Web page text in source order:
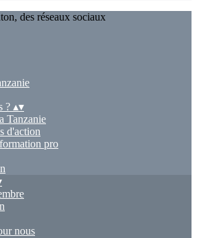
des réseaux sociaux
? ▴▾
Tanzanie
d'action
pro
nous